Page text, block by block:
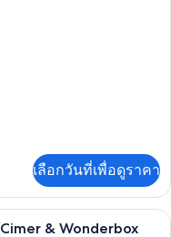
เลือกวันที่เพื่อดูราคา
นอนระดับพรีเมียม, มินิบาร์ฟรี,
& Wonderbox